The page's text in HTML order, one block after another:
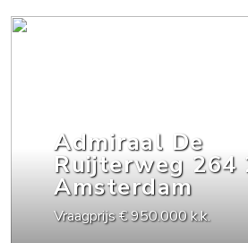
Admiraal De
Ruijterweg 264
Amsterdam
Vraagprijs€ 950.000k.k.